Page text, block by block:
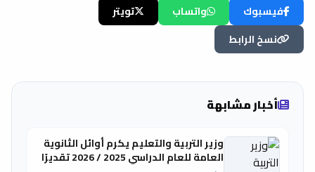
فيسبوك واتساب
تويتر
نسخ الرابط
أخبار مشابهة
وزير التربية والتعليم يكرم أوائل الثانوية
العامة للعام الدراسي 2025 / 2026 تقديرًا